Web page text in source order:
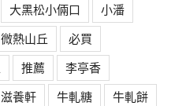
大黑松小倆口
小潘
微熱山丘
必買
推薦
李亭香
滋養軒 牛軋糖
牛軋餅